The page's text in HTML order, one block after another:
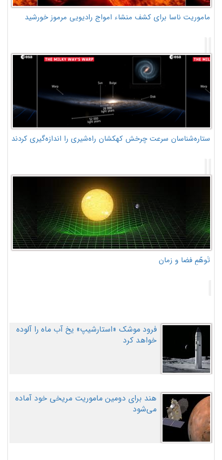
ماموریت ناسا برای کشف منشاء امواج رادیویی مرموز خورشید
ستاره‌شناسان سرعت چرخش کهکشان راه‌شیری را اندازه‌گیری کردند
تَوهّمِ فضا و زمان
فرود موشک «استارشیپ» یخ آب ماه را آلوده
خواهد کرد
هند برای دومین ماموریت مریخی خود آماده
می‌شود